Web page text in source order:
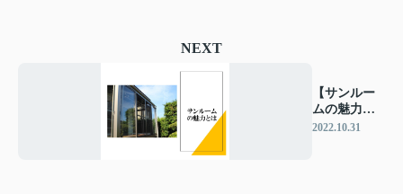
NEXT
【サンルー
ムの魅力を
ご紹介しま
2022.10.31